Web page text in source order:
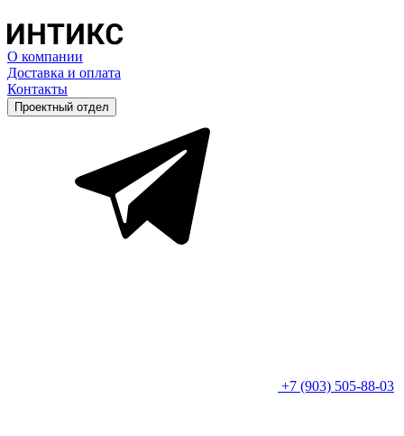
О компании
Доставка и оплата
Контакты
Проектный отдел
+7 (903) 505-88-03